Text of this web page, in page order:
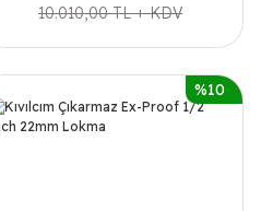
10.010,00 TL + KDV
%10